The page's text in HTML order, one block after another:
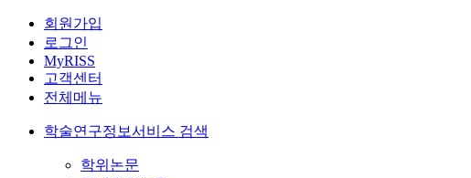
회원가입
로그인
MyRISS
고객센터
전체메뉴
학술연구정보서비스 검색
학위논문